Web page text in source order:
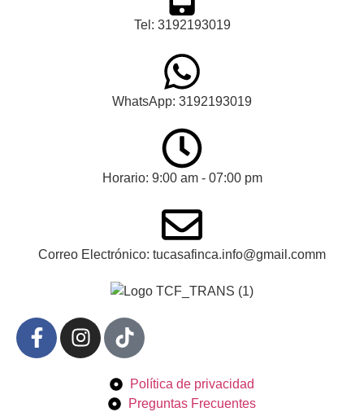
Tel: 3192193019
WhatsApp: 3192193019
Horario: 9:00 am - 07:00 pm
Correo Electrónico: tucasafinca.info@gmail.comm
Política de privacidad
Preguntas Frecuentes